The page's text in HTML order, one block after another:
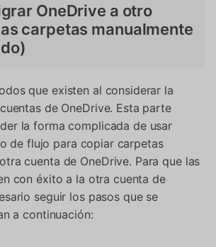
OneDrive a otro
carpetas manualmente
que existen al considerar la
de OneDrive. Esta parte
la forma complicada de usar
de flujo para copiar carpetas
cuenta de OneDrive. Para que las
con éxito a la otra cuenta de
seguir los pasos que se
a continuación: